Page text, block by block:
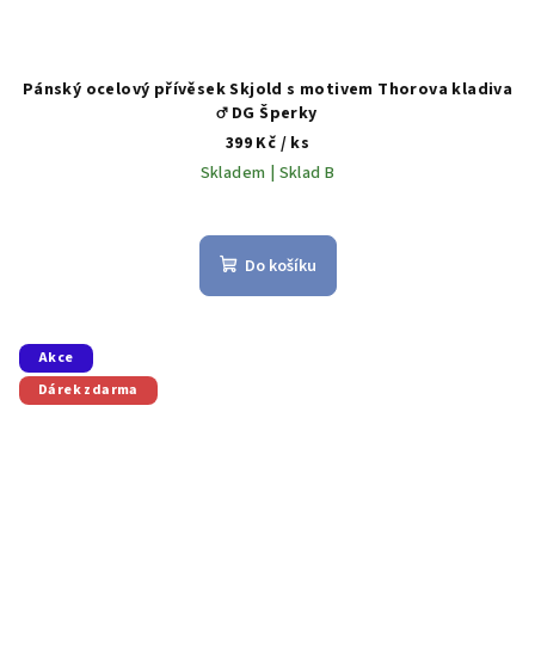
Pánský ocelový přívěsek Skjold s motivem Thorova kladiva
♂️ DG Šperky
399 Kč / ks
Skladem | Sklad B
Do košíku
Akce
Dárek zdarma